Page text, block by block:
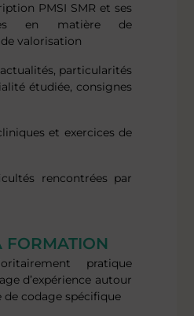
PMSI SMR et ses
en matière de
valorisation
actualités, particularités
étudiée, consignes
et exercices de
rencontrées par
FORMATION
pratique
d’expérience autour
de codage spécifique